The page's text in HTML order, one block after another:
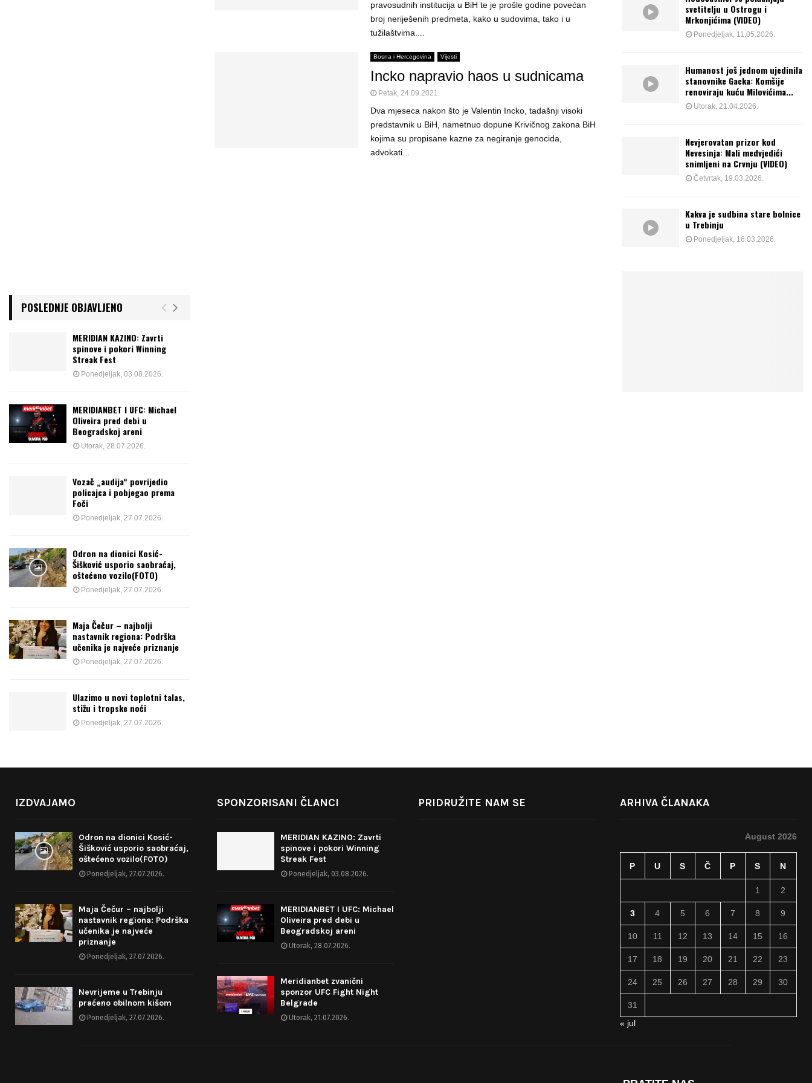
pravosudnih institucija u BiH te je prošle godine povećan
broj neriješenih predmeta, kako u sudovima, tako i u
tužilaštvima....
Bosna i Hercegovina Vijesti
Incko napravio haos u sudnicama
Petak, 24.09.2021.
Dva mjeseca nakon što je Valentin Incko, tadašnji visoki
predstavnik u BiH, nametnuo dopune Krivičnog zakona BiH
kojima su propisane kazne za negiranje genocida,
advokati...
POSLEDNJE OBJAVLJENO
MERIDIAN KAZINO: Zavrti
spinove i pokori Winning
Streak Fest
Ponedjeljak, 03.08.2026.
MERIDIANBET I UFC: Michael
Oliveira pred debi u
Beogradskoj areni
Utorak, 28.07.2026.
Vozač „audija“ povrijedio
policajca i pobjegao prema
Foči
Ponedjeljak, 27.07.2026.
Odron na dionici Kosić-
Šišković usporio saobraćaj,
oštećeno vozilo(FOTO)
Ponedjeljak, 27.07.2026.
Maja Čečur – najbolji
nastavnik regiona: Podrška
učenika je najveće priznanje
Ponedjeljak, 27.07.2026.
Ulazimo u novi toplotni talas,
stižu i tropske noći
Ponedjeljak, 27.07.2026.
svetitelju u Ostrogu i
Mrkonjićima (VIDEO)
Ponedjeljak, 11.05.2026.
Humanost još jednom ujedinila
stanovnike Gacka: Komšije
renoviraju kuću Milovićima...
Utorak, 21.04.2026.
Nevjerovatan prizor kod
Nevesinja: Mali medvjedići
snimljeni na Crvnju (VIDEO)
Četvrtak, 19.03.2026.
Kakva je sudbina stare bolnice
u Trebinju
Ponedjeljak, 16.03.2026.
IZDVAJAMO
Odron na dionici Kosić-
Šišković usporio saobraćaj,
oštećeno vozilo(FOTO)
Ponedjeljak, 27.07.2026.
Maja Čečur – najbolji
nastavnik regiona: Podrška
učenika je najveće
priznanje
Ponedjeljak, 27.07.2026.
Nevrijeme u Trebinju
praćeno obilnom kišom
Ponedjeljak, 27.07.2026.
SPONZORISANI ČLANCI
MERIDIAN KAZINO: Zavrti
spinove i pokori Winning
Streak Fest
Ponedjeljak, 03.08.2026.
MERIDIANBET I UFC: Michael
Oliveira pred debi u
Beogradskoj areni
Utorak, 28.07.2026.
Meridianbet zvanični
sponzor UFC Fight Night
Belgrade
Utorak, 21.07.2026.
PRIDRUŽITE NAM SE ARHIVA ČLANAKA
August 2026
P U S Č P S N
1 2
3 4 5 6 7 8 9
10 11 12 13 14 15 16
17 18 19 20 21 22 23
24 25 26 27 28 29 30
31
« jul